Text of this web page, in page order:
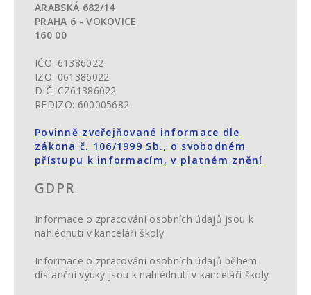
ARABSKÁ 682/14
PRAHA 6 - VOKOVICE
160 00
IČO: 61386022
IZO: 061386022
DIČ: CZ61386022
REDIZO: 600005682
Povinně zveřejňované informace dle
zákona č. 106/1999 Sb., o svobodném
přístupu k informacím, v platném znění
GDPR
Informace o zpracování osobních údajů jsou k
nahlédnutí v kanceláři školy
Informace o zpracování osobních údajů během
distanční výuky jsou k nahlédnutí v kanceláři školy